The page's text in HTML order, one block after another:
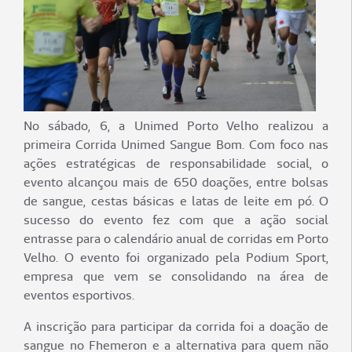
No sábado, 6, a Unimed Porto Velho realizou a
primeira Corrida Unimed Sangue Bom. Com foco nas
ações estratégicas de responsabilidade social, o
evento alcançou mais de 650 doações, entre bolsas
de sangue, cestas básicas e latas de leite em pó. O
sucesso do evento fez com que a ação social
entrasse para o calendário anual de corridas em Porto
Velho. O evento foi organizado pela Podium Sport,
empresa que vem se consolidando na área de
eventos esportivos.
A inscrição para participar da corrida foi a doação de
sangue no Fhemeron e a alternativa para quem não